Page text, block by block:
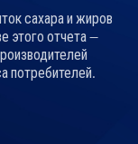
сахара и жиров
этого отчета —
потребителей.